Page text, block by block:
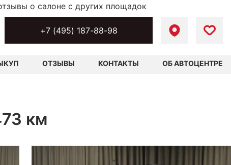
+7 (495) 187-88-98
ОТЗЫВЫ КОНТАКТЫ ОБ АВТОЦЕНТРЕ
о салоне с других площадок
км